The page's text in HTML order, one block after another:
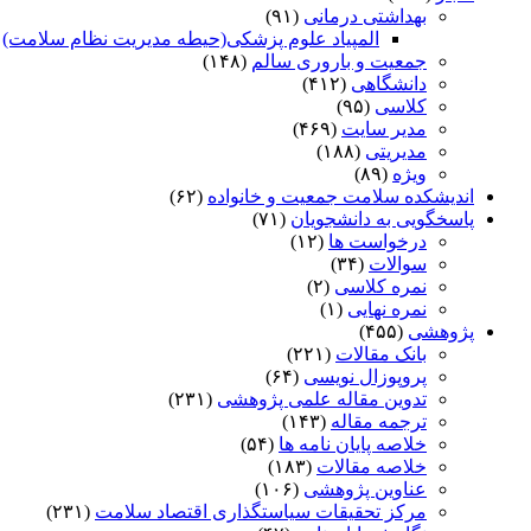
بهداشتی درمانی (۹۱)
المپیاد علوم پزشکی(حیطه مدیریت نظام سلامت)
جمعیت و باروری سالم (۱۴۸)
دانشگاهی (۴۱۲)
کلاسی (۹۵)
مدیر سایت (۴۶۹)
مدیریتی (۱۸۸)
ویژه (۸۹)
اندیشکده سلامت جمعیت و خانواده (۶۲)
پاسخگویی به دانشجویان (۷۱)
درخواست ها (۱۲)
سوالات (۳۴)
نمره کلاسی (۲)
نمره نهایی (۱)
پژوهشی (۴۵۵)
بانک مقالات (۲۲۱)
پروپوزال نویسی (۶۴)
تدوین مقاله علمی پژوهشی (۲۳۱)
ترجمه مقاله (۱۴۳)
خلاصه پایان نامه ها (۵۴)
خلاصه مقالات (۱۸۳)
عناوین پژوهشی (۱۰۶)
مرکز تحقیقات سیاستگذاری اقتصاد سلامت (۲۳۱)